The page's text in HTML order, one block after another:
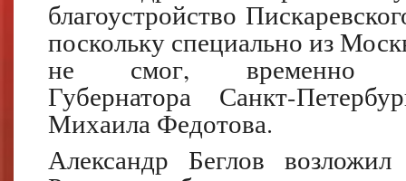
благоустройство
поскольку специально из
не смог, временно
Губернатора Санкт-
Михаила Федотова.
Александр Беглов